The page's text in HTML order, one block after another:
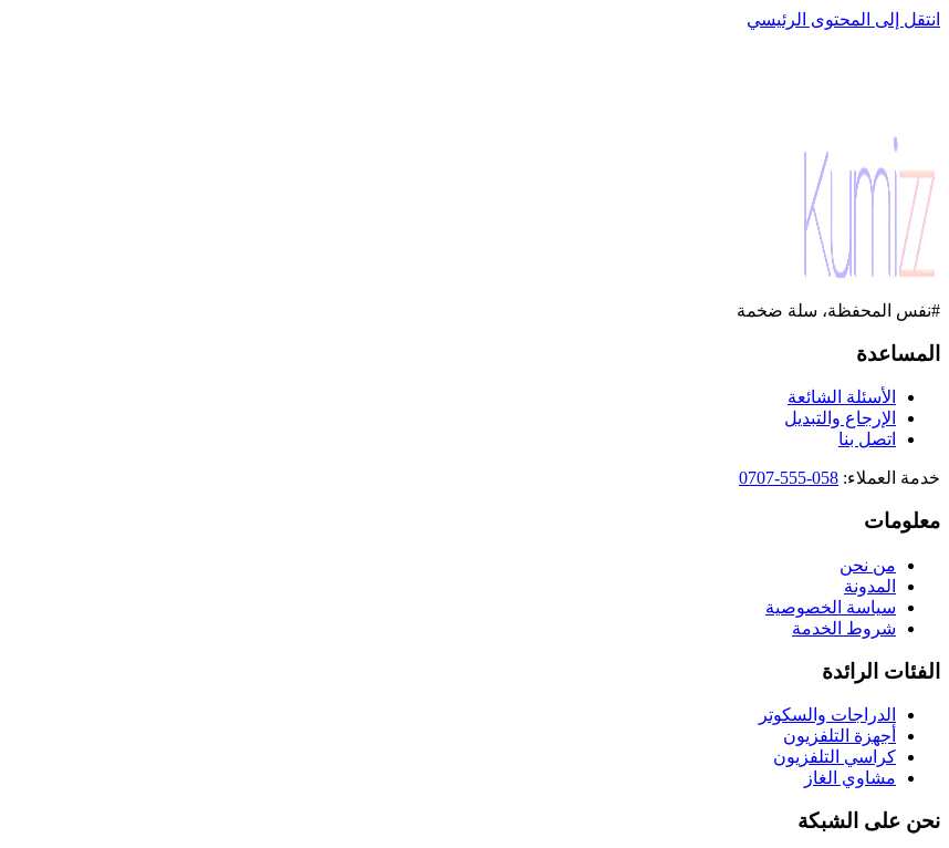
انتقل إلى المحتوى الرئيسي
#نفس المحفظة، سلة ضخمة
المساعدة
الأسئلة الشائعة
الإرجاع والتبديل
اتصل بنا
خدمة العملاء:
058-555-0707
معلومات
من نحن
المدونة
سياسة الخصوصية
شروط الخدمة
الفئات الرائدة
الدراجات والسكوتر
أجهزة التلفزيون
كراسي التلفزيون
مشاوي الغاز
نحن على الشبكة